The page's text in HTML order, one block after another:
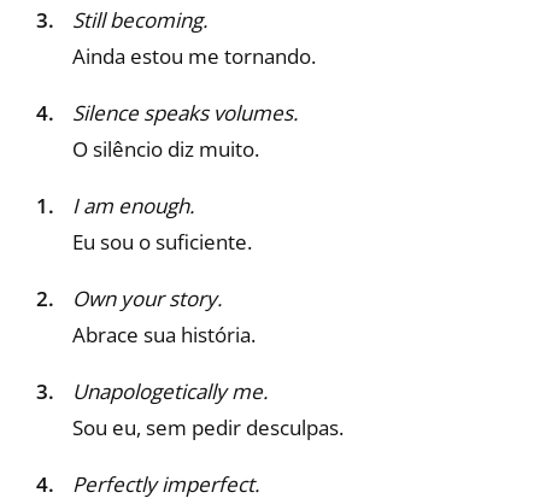
Still becoming.
Ainda estou me tornando.
Silence speaks volumes.
O silêncio diz muito.
I am enough.
Eu sou o suficiente.
Own your story.
Abrace sua história.
Unapologetically me.
Sou eu, sem pedir desculpas.
Perfectly imperfect.